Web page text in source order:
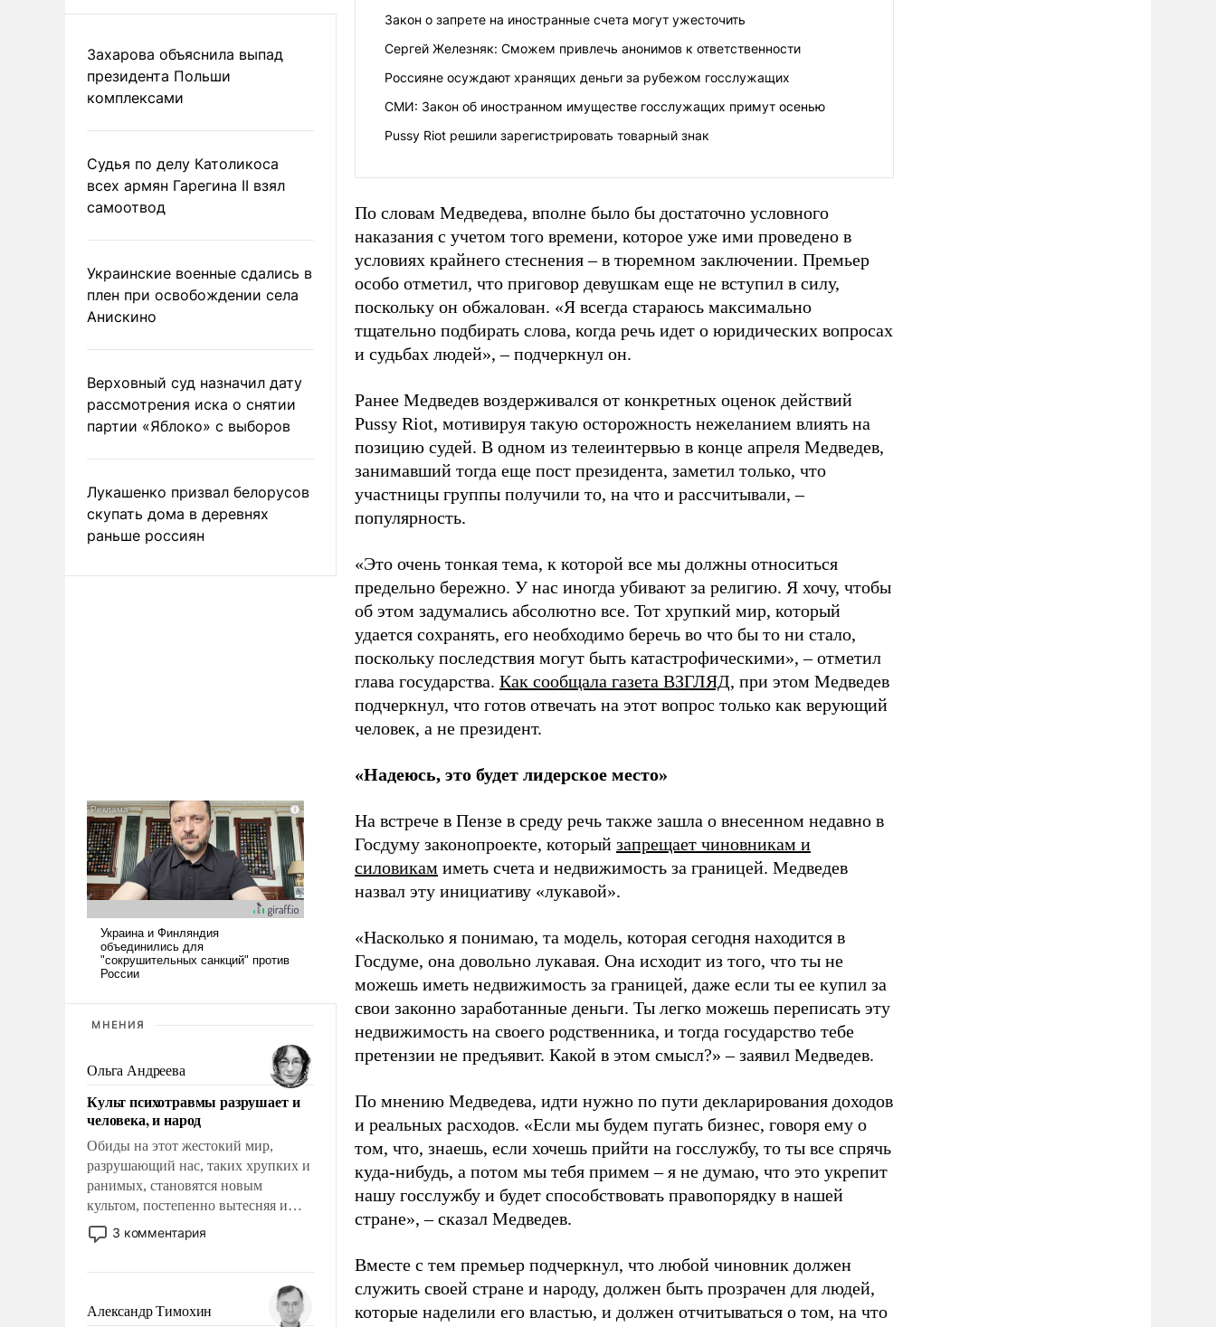
Захарова объяснила выпад
президента Польши
комплексами
Судья по делу Католикоса
всех армян Гарегина II взял
самоотвод
Украинские военные сдались в
плен при освобождении села
Анискино
Верховный суд назначил дату
рассмотрения иска о снятии
партии «Яблоко» с выборов
Лукашенко призвал белорусов
скупать дома в деревнях
раньше россиян
МНЕНИЯ
Ольга Андреева
Культ психотравмы разрушает и
человека, и народ
Обиды на этот жестокий мир,
разрушающий нас, таких хрупких и
ранимых, становятся новым
культом, постепенно вытесняя и
отменяя традиционное требование к
человеку – быть мужественным и
на себя ответственность, помогать
слабым, идти вперед и
3 комментария
Александр Тимохин
Закон о запрете на иностранные счета могут ужесточить
Сергей Железняк: Сможем привлечь анонимов к ответственности
Россияне осуждают хранящих деньги за рубежом госслужащих
СМИ: Закон об иностранном имуществе госслужащих примут осенью
Pussy Riot решили зарегистрировать товарный знак
По словам Медведева, вполне было бы достаточно условного
наказания с учетом того времени, которое уже ими проведено в
условиях крайнего стеснения–в тюремном заключении. Премьер
особо отметил, что приговор девушкам еще не вступил в силу,
поскольку он обжалован. «Я всегда стараюсь максимально
тщательно подбирать слова, когда речь идет о юридических вопросах
и судьбах людей»,– подчеркнул он.
Ранее Медведев воздерживался от конкретных оценок действий
Pussy Riot, мотивируя такую осторожность нежеланием влиять на
позицию судей. В одном из телеинтервью в конце апреля Медведев,
занимавший тогда еще пост президента, заметил только, что
участницы группы получили то, на что и рассчитывали,–
популярность.
«Это очень тонкая тема, к которой все мы должны относиться
предельно бережно. У нас иногда убивают за религию. Я хочу, чтобы
об этом задумались абсолютно все. Тот хрупкий мир, который
удается сохранять, его необходимо беречь во что бы то ни стало,
поскольку последствия могут быть катастрофическими», – отметил
глава государства. Как сообщала газета ВЗГЛЯД, при этом Медведев
подчеркнул, что готов отвечать на этот вопрос только как верующий
человек, а не президент.
«Надеюсь, это будет лидерское место»
На встрече в Пензе в среду речь также зашла о внесенном недавно в
Госдуму законопроекте, который запрещает чиновникам и
силовикам иметь счета и недвижимость за границей. Медведев
назвал эту инициативу «лукавой».
«Насколько я понимаю, та модель, которая сегодня находится в
Госдуме, она довольно лукавая. Она исходит из того, что ты не
можешь иметь недвижимость за границей, даже если ты ее купил за
свои законно заработанные деньги. Ты легко можешь переписать эту
недвижимость на своего родственника, и тогда государство тебе
претензии не предъявит. Какой в этом смысл?»–заявил Медведев.
По мнению Медведева, идти нужно по пути декларирования доходов
и реальных расходов. «Если мы будем пугать бизнес, говоря ему о
том, что, знаешь, если хочешь прийти на госслужбу, то ты все спрячь
куда-нибудь, а потом мы тебя примем– я не думаю, что это укрепит
нашу госслужбу и будет способствовать правопорядку в нашей
стране»,–сказал Медведев.
Вместе с тем премьер подчеркнул, что любой чиновник должен
служить своей стране и народу, должен быть прозрачен для людей,
которые наделили его властью, и должен отчитываться о том, на что